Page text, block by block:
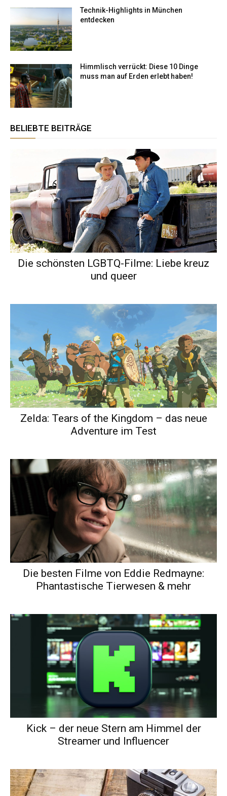
Technik-Highlights in München
entdecken
Himmlisch verrückt: Diese 10 Dinge
muss man auf Erden erlebt haben!
BELIEBTE BEITRÄGE
Die schönsten LGBTQ-Filme: Liebe kreuz
und queer
Zelda: Tears of the Kingdom – das neue
Adventure im Test
Die besten Filme von Eddie Redmayne:
Phantastische Tierwesen & mehr
Kick – der neue Stern am Himmel der
Streamer und Influencer